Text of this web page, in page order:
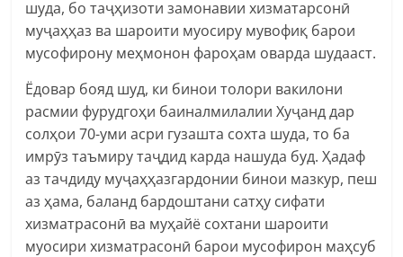
шуда, бо таҷҳизоти замонавии хизматарсонӣ
муҷаҳҳаз ва шароити муосиру мувофиқ барои
мусофирону меҳмонон фароҳам оварда шудааст.
Ёдовар бояд шуд, ки бинои толори вакилони
расмии фурудгоҳи баиналмилалии Хуҷанд дар
солҳои 70-уми асри гузашта сохта шуда, то ба
имрӯз таъмиру таҷдид карда нашуда буд. Ҳадаф
аз тачдиду муҷаҳҳазгардонии бинои мазкур, пеш
аз ҳама, баланд бардоштани сатҳу сифати
хизматрасонӣ ва муҳайё сохтани шароити
муосири хизматрасонӣ барои мусофирон маҳсуб